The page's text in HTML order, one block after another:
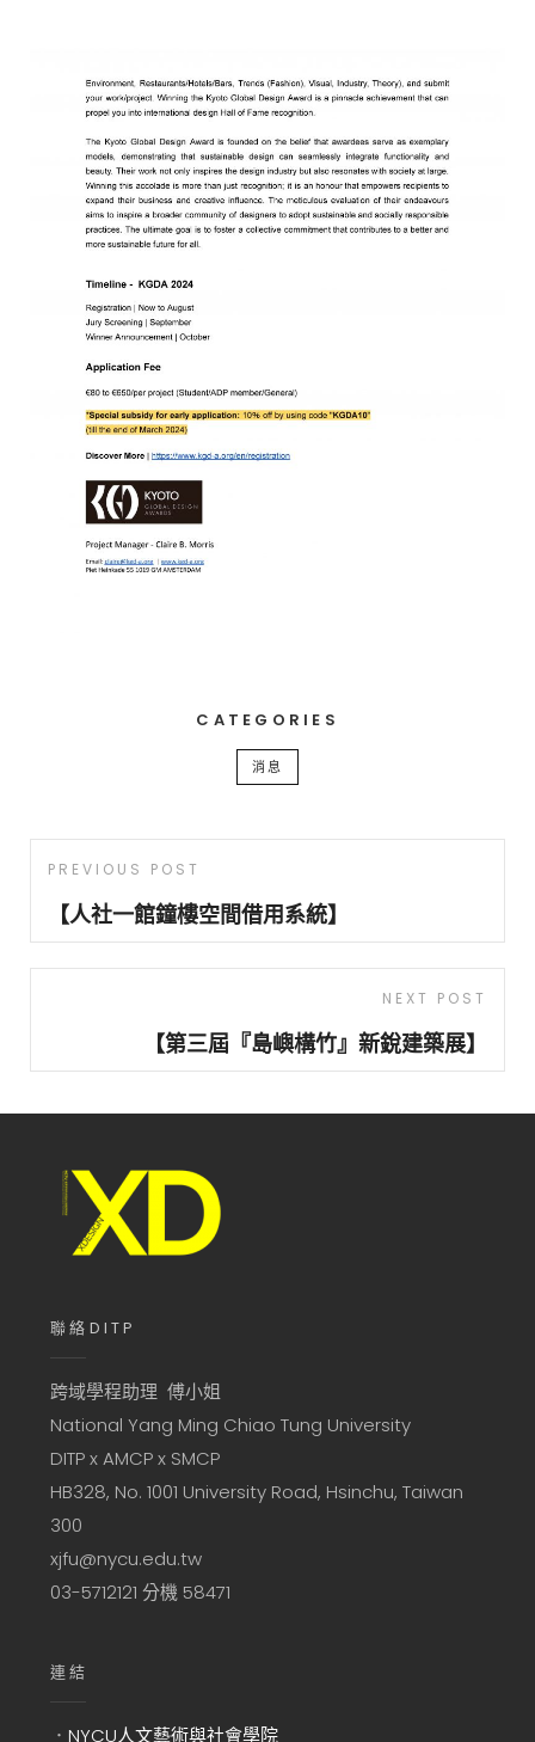
CATEGORIES
消息
文
導
覽
Previous
Post
PREVIOUS POST
【人社一館鐘樓空間借用系統】
NEXT POST
【第三屆『島嶼構竹』新銳建築展】
聯絡DITP
跨域學程助理 傅小姐
National Yang Ming Chiao Tung University
DITP x AMCP x SMCP
HB328, No. 1001 University Road, Hsinchu, Taiwan
300
xjfu@nycu.edu.tw
03-5712121 分機 58471
連結
． NYCU人文藝術與社會學院